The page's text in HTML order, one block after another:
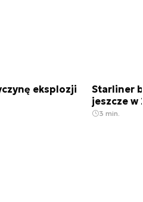
eksplozji
Starliner
jeszcze w
3 min.